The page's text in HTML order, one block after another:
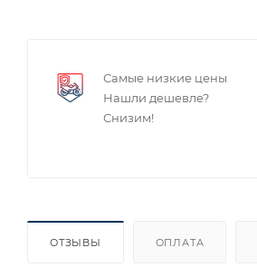
Самые низкие цены
Нашли дешевле?
Снизим!
ОТЗЫВЫ ОПЛАТА